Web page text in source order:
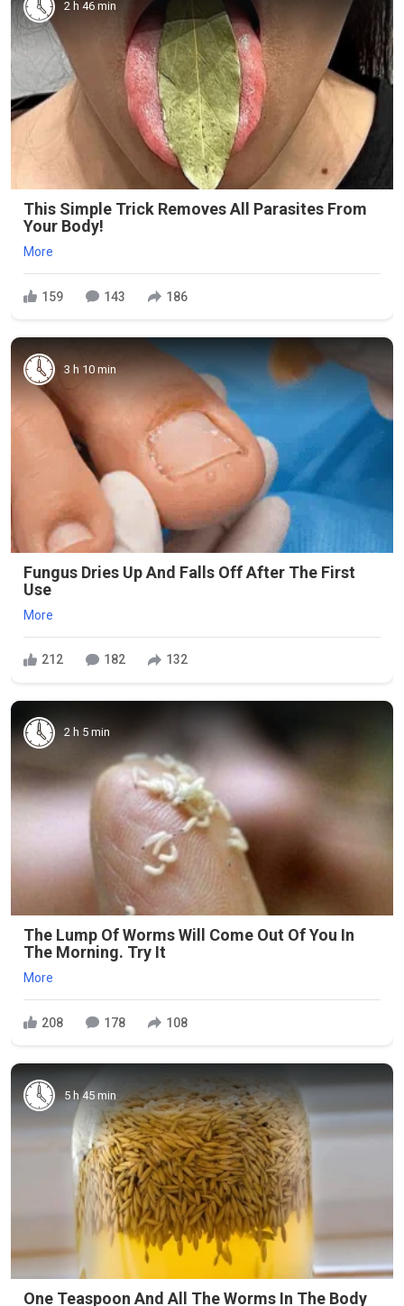
2 h 46 min
This Simple Trick Removes All Parasites From
Your Body!
More
159 143 186
3 h 10 min
Fungus Dries Up And Falls Off After The First
Use
More
212 182 132
2 h 5 min
The Lump Of Worms Will Come Out Of You In
The Morning. Try It
More
208 178 108
5 h 45 min
One Teaspoon And All The Worms In The Body